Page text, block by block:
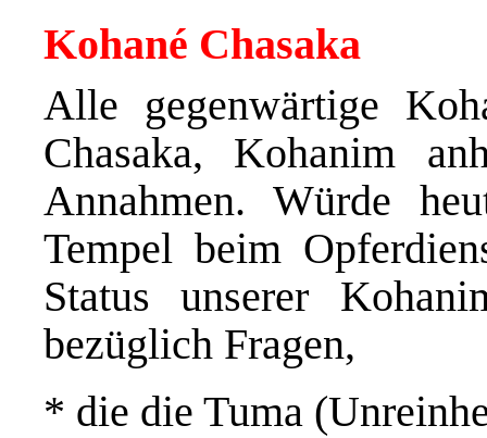
Kohané Chasaka
Alle gegenwärtige
Chasaka, Kohanim
Annahmen. Würde
Tempel beim
Status unserer
bezüglich Fragen,
* die die Tuma